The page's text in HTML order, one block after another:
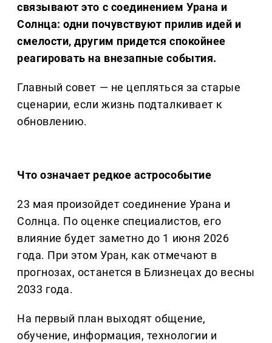
связывают это с соединением Урана и
Солнца: одни почувствуют прилив идей и
смелости, другим придется спокойнее
реагировать на внезапные события.
Главный совет — не цепляться за старые
сценарии, если жизнь подталкивает к
обновлению.
Что означает редкое астрособытие
23 мая произойдет соединение Урана и
Солнца. По оценке специалистов, его
влияние будет заметно до 1 июня 2026
года. При этом Уран, как отмечают в
прогнозах, останется в Близнецах до весны
2033 года.
На первый план выходят общение,
обучение, информация, технологии и